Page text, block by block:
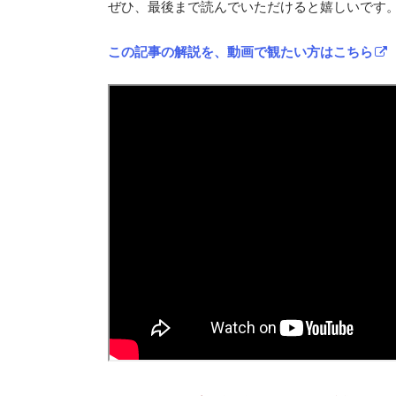
ぜひ、最後まで読んでいただけると嬉しいです
この記事の解説を、動画で観たい方はこちら